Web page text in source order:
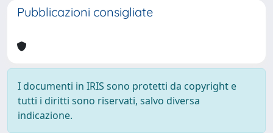
Pubblicazioni consigliate
I documenti in IRIS sono protetti da copyright e
tutti i diritti sono riservati, salvo diversa
indicazione.